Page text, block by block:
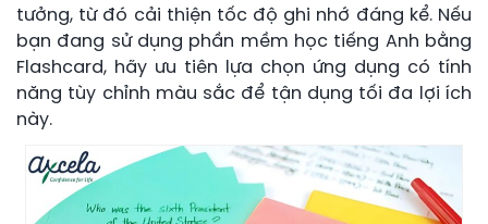
tưởng, từ đó cải thiện tốc độ ghi nhớ đáng kể. Nếu
bạn đang sử dụng phần mềm học tiếng Anh bằng
Flashcard, hãy ưu tiên lựa chọn ứng dụng có tính
năng tùy chỉnh màu sắc để tận dụng tối đa lợi ích
này.